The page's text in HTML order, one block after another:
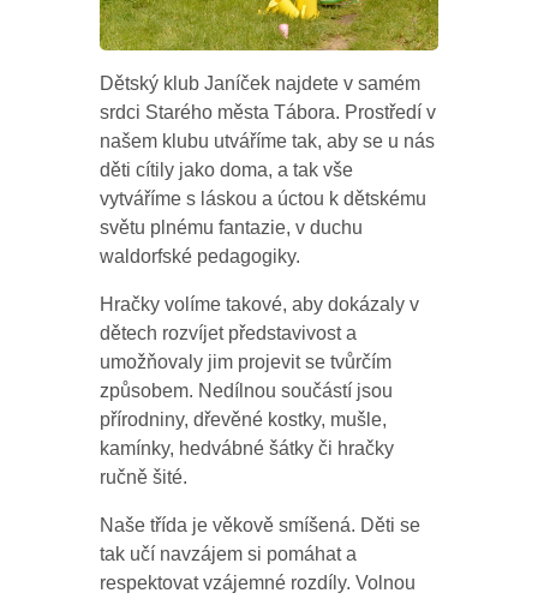
Dětský klub Janíček najdete v samém
srdci Starého města Tábora. Prostředí v
našem klubu utváříme tak, aby se u nás
děti cítily jako doma, a tak vše
vytváříme s láskou a úctou k dětskému
světu plnému fantazie, v duchu
waldorfské pedagogiky.
Hračky volíme takové, aby dokázaly v
dětech rozvíjet představivost a
umožňovaly jim projevit se tvůrčím
způsobem. Nedílnou součástí jsou
přírodniny, dřevěné kostky, mušle,
kamínky, hedvábné šátky či hračky
ručně šité.
Naše třída je věkově smíšená. Děti se
tak učí navzájem si pomáhat a
respektovat vzájemné rozdíly. Volnou